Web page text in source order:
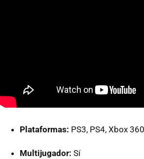
Plataformas: PS3, PS4, Xbox
Multijugador: Sí